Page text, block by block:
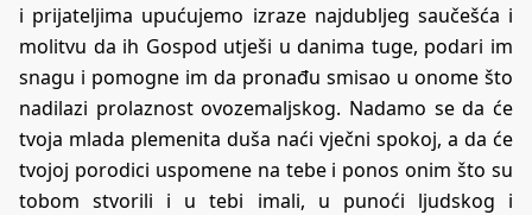
i prijateljima upućujemo izraze najdubljeg saučešća i
molitvu da ih Gospod utješi u danima tuge, podari im
snagu i pomogne im da pronađu smisao u onome što
nadilazi prolaznost ovozemaljskog. Nadamo se da će
tvoja mlada plemenita duša naći vječni spokoj, a da će
tvojoj porodici uspomene na tebe i ponos onim što su
tobom stvorili i u tebi imali, u punoći ljudskog i